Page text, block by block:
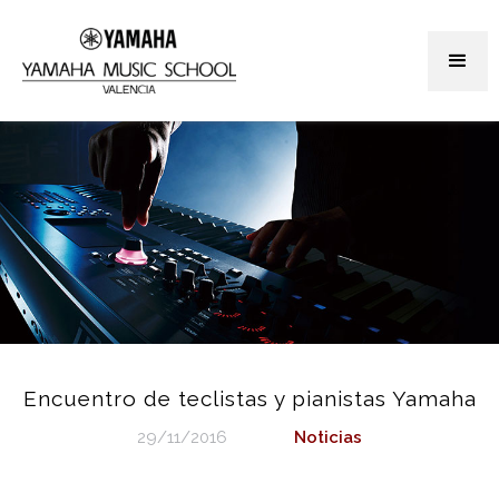
Encuentro de teclistas y pianistas Yamaha
29/11/2016 Noticias